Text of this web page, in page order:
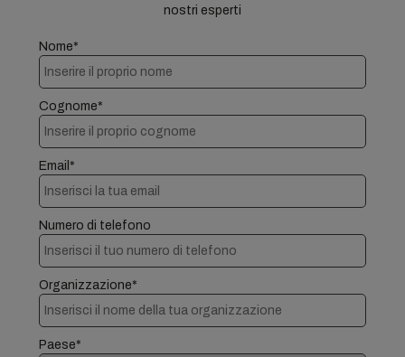
nostri esperti
Nome*
Cognome*
Email*
Numero di telefono
Organizzazione*
Paese*